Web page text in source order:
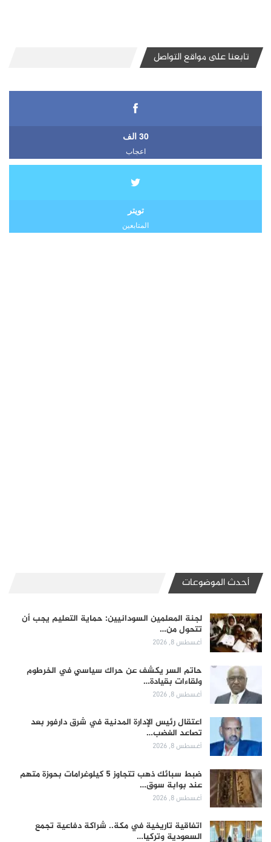
تابعنا على مواقع التواصل
30 الف
اعجاب
تويتر
المتابعين
أحدث الموضوعات
لجنة المعلمين السودانيين: حماية التعليم يجب أن
تتحول من…
أغسطس 8, 2026
حاتم السر يكشف عن حراك سياسي في الخرطوم
ولقاءات بقيادة…
أغسطس 8, 2026
اعتقال رئيس الإدارة المدنية في شرق دارفور بعد
تصاعد الغضب…
أغسطس 8, 2026
ضبط سبائك ذهب تتجاوز 5 كيلوغرامات بحوزة متهم
عند بوابة سوق…
أغسطس 8, 2026
اتفاقية تاريخية في مكة.. شراكة دفاعية تجمع
السعودية وتركيا…